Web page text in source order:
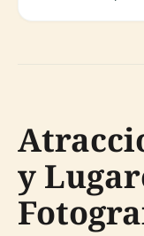
y